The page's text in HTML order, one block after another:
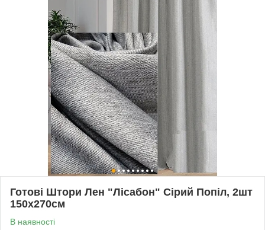
Готові Штори Лен "Лісабон" Сірий Попіл, 2шт
150х270см
В наявності